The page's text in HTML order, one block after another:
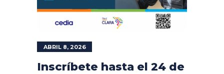
ABRIL 8, 2026
Inscríbete hasta el 24 de